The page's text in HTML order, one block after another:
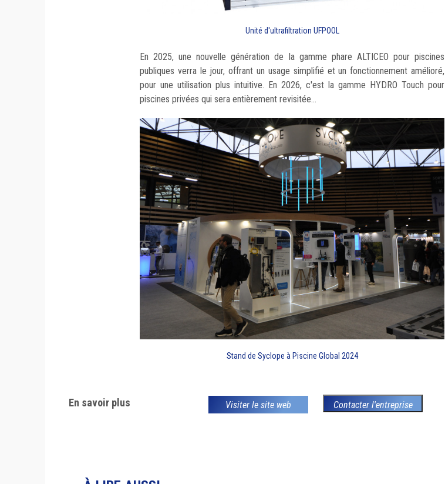
Unité d'ultrafiltration UFPOOL
En 2025, une nouvelle génération de la gamme phare ALTICEO pour piscines
publiques verra le jour, offrant un usage simplifié et un fonctionnement amélioré,
pour une utilisation plus intuitive. En 2026, c'est la gamme HYDRO Touch pour
piscines privées qui sera entièrement revisitée...
Stand de Syclope à Piscine Global 2024
En savoir plus Visiter le site web Contacter l'entreprise